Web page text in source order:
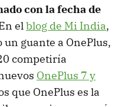
con la fecha de
elblog de Mi India,
guante a OnePlus,
competiría
OnePlus 7 y
que OnePlus es la